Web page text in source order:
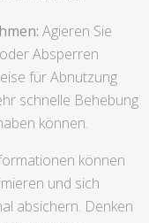
Agieren Sie
Absperren
für Abnutzung
schnelle Behebung
können.
können
und sich
absichern. Denken